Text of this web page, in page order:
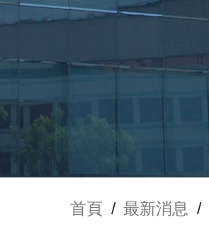
首頁 / 最新消息 /